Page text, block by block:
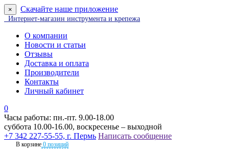
× Скачайте наше приложение
Интернет-магазин инструмента и крепежа
О компании
Новости и статьи
Отзывы
Доставка и оплата
Производители
Контакты
Личный кабинет
0
Часы работы: пн.-пт. 9.00-18.00
суббота 10.00-16.00, воскресенье – выходной
+7 342 227-55-55, г. Пермь Написать сообщение
В корзине 0 позиций